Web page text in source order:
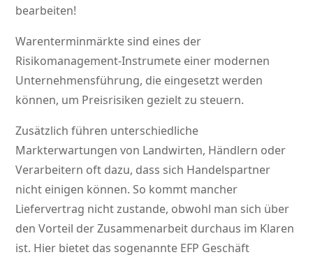
bearbeiten!
Warenterminmärkte sind eines der
Risikomanagement-Instrumete einer modernen
Unternehmensführung, die eingesetzt werden
können, um Preisrisiken gezielt zu steuern.
Zusätzlich führen unterschiedliche
Markterwartungen von Landwirten, Händlern oder
Verarbeitern oft dazu, dass sich Handelspartner
nicht einigen können. So kommt mancher
Liefervertrag nicht zustande, obwohl man sich über
den Vorteil der Zusammenarbeit durchaus im Klaren
ist. Hier bietet das sogenannte EFP Geschäft